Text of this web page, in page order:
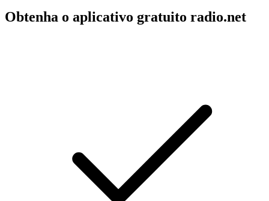
Obtenha o aplicativo gratuito radio.net